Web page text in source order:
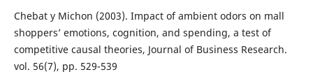
Chebat y Michon (2003). Impact of ambient odors on mall
shoppers’ emotions, cognition, and spending, a test of
competitive causal theories, Journal of Business Research.
vol. 56(7), pp. 529-539